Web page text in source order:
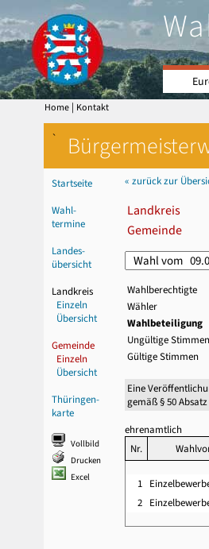
Home | Kontakt
`
Startseite
Wahl-
termine
Landes-
übersicht
Landkreis
Einzeln
Übersicht
Gemeinde
Einzeln
Übersicht
Thüringen-
karte
Vollbild
Drucken
Excel
« zurück zur
Landkreis
Gemeinde
Wahlberechtigte
Wähler
Wahlbeteiligung
Ungültige Stimmen
Gültige Stimmen
Eine
gemäß § 50
ehrenamtlich
Nr.
1
2